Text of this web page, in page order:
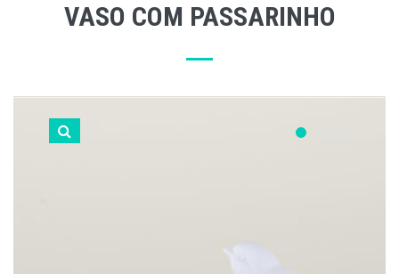
VASO COM PASSARINHO